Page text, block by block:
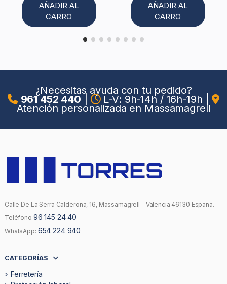
AÑADIR AL
CARRO
AÑADIR AL
CARRO
¿Necesitas ayuda con tu pedido?
961 452 440 L-V: 9h-14h / 16h-19h
Atención personalizada en Massamagrell
Calle De La Serra Calderona, 16, Massamagrell - Valencia 46130 España.
Teléfono 96 145 24 40
WhatsApp: 654 224 940
CATEGORÍAS
Ferretería